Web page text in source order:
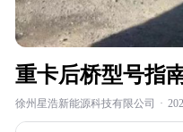
重卡后桥型号指
徐州星浩新能源科技有限公司 ·